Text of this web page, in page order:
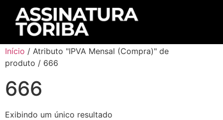
Início / Atributo "IPVA Mensal (Compra)" de
produto / 666
666
Exibindo um único resultado